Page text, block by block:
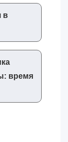
в
время